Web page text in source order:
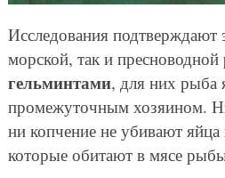
Исследования подтверждают
морской, так и пресноводной
гельминтами, для них рыба
промежуточным хозяином.
ни копчение не убивают
которые обитают в мясе